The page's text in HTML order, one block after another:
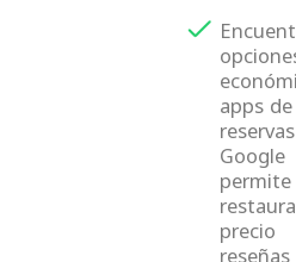
apps
reservas